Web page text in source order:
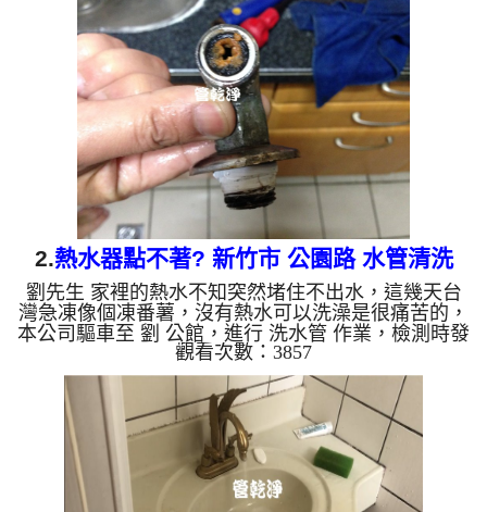
啟動 螺旋波 模式，一開始就洗出髒水，還不時噴出
異物，水從咖啡色變成了灰白色，如下圖片影片，一
個多小時後， 熱水量恢復正常，洪先生有熱水澡洗
了!! 如是自來水，如水管老化，會產生鐵鏽跟泥沙堆
積，洗出來的水就會是咖啡色，地下水含有氧化錳，
管壁上會結成黑色...
2.熱水器點不著? 新竹市 公園路 水管清洗
劉先生 家裡的熱水不知突然堵住不出水，這幾天台
灣急凍像個凍番薯，沒有熱水可以洗澡是很痛苦的，
本公司驅車至 劉 公館，進行 洗水管 作業，檢測時發
現三角帆而已經堵住，本公司架起 高周波水管清洗
機，灌入 檸檬酸水 至管路裡面，等了約15分，開
啟 水管清洗機 ，啟動 螺旋波 模式，一開始就洗出髒
水，還不時噴出異物，如下影片，一個多小時後，
熱水量恢復正常，劉先生可以洗熱水澡了!! 如是自來
水，如水管老化，會產生鐵鏽跟泥沙堆積，洗出來的
水就會是咖啡色，地下水含有氧化錳，管壁上會結成
黑色管垢，洗出來...
觀看次數：3857